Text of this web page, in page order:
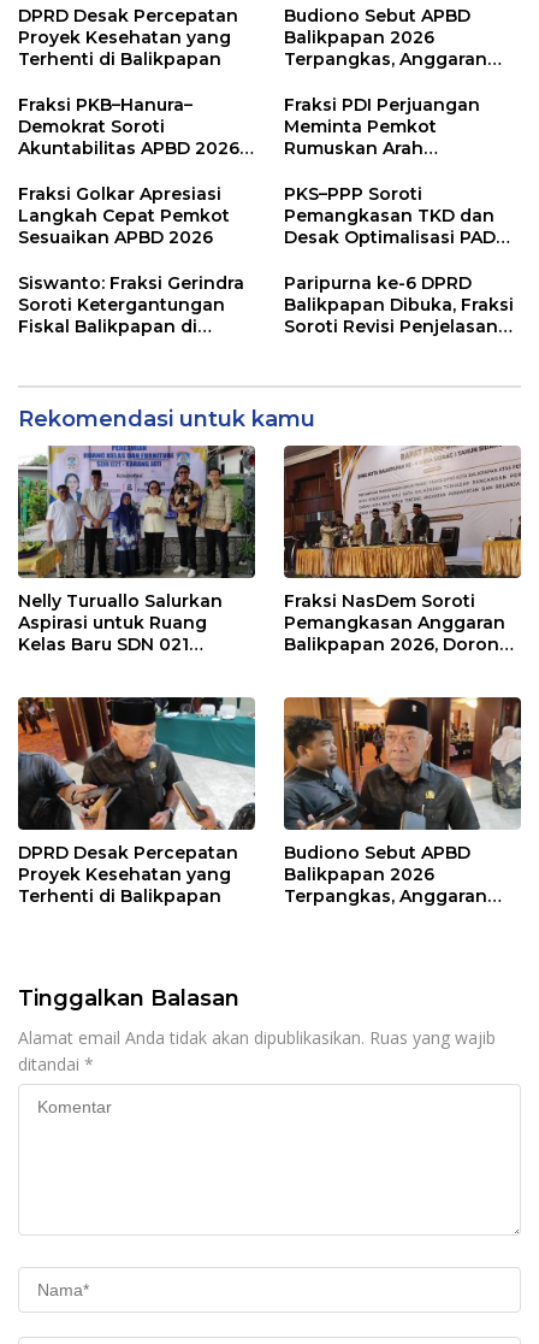
Publik
DPRD Desak Percepatan
Proyek Kesehatan yang
Terhenti di Balikpapan
Budiono Sebut APBD
Balikpapan 2026
Terpangkas, Anggaran
Fraksi PKB–Hanura–
Demokrat Soroti
Akuntabilitas APBD 2026
Pengawasan Belanja
Modal
Fraksi PDI Perjuangan
Meminta Pemkot
Rumuskan Arah
Terukur sebagai
Penyangga IKN
Fraksi Golkar Apresiasi
Langkah Cepat Pemkot
Sesuaikan APBD 2026
PKS–PPP Soroti
Pemangkasan TKD dan
Desak Optimalisasi PAD
Balikpapan 2026
Siswanto: Fraksi Gerindra
Soroti Ketergantungan
Fiskal Balikpapan di
Paripurna ke-6 DPRD
Balikpapan Dibuka, Fraksi
Soroti Revisi Penjelasan
Rekomendasi untuk kamu
Nelly Turuallo Salurkan
Aspirasi untuk Ruang
Kelas Baru SDN 021
Fraksi NasDem Soroti
Pemangkasan Anggaran
Balikpapan 2026, Dorong
DPRD Desak Percepatan
Proyek Kesehatan yang
Terhenti di Balikpapan
Budiono Sebut APBD
Balikpapan 2026
Terpangkas, Anggaran
Tinggalkan Balasan
Alamat email Anda tidak akan dipublikasikan. Ruas yang wajib
ditandai *